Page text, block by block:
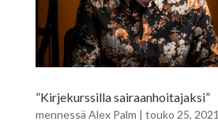
”Kirjekurssilla sairaanhoitajaksi”
mennessä Alex Palm | touko 25, 2021